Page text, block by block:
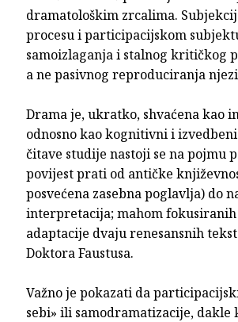
dramatološkim zrcalima.
procesu i participacijskom
samoizlaganja i stalnog kritičkog
a ne pasivnog reproduciranja
Drama je, ukratko, shvaćena kao
odnosno kao kognitivni i
čitave studije nastoji se na pojmu
povijest prati od antičke
posvećena zasebna poglavlja)
interpretacija; mahom
adaptacije dvaju renesansnih
Doktora Faustusa.
Važno je pokazati da
sebi» ili samodramatizacije,